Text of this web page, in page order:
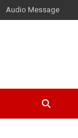
Audio Message